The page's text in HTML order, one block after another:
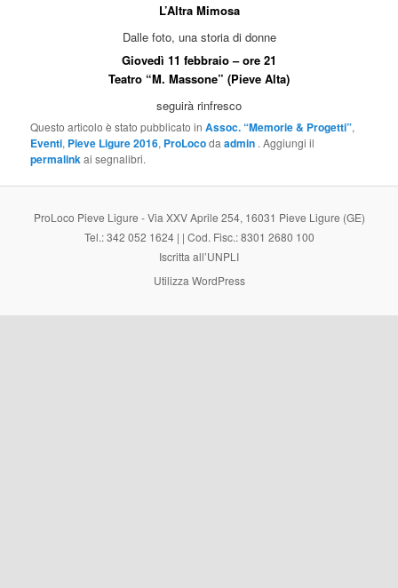
L’Altra Mimosa
Dalle foto, una storia di donne
Giovedì 11 febbraio – ore 21
Teatro “M. Massone” (Pieve Alta)
seguirà rinfresco
Questo articolo è stato pubblicato inAssoc. “Memorie & Progetti”,
Eventi, Pieve Ligure 2016, ProLocodaadmin . Aggiungi il
permalinkai segnalibri.
ProLoco Pieve Ligure - Via XXV Aprile 254, 16031 Pieve Ligure (GE)
Tel.: 342 052 1624 | | Cod. Fisc.: 8301 2680 100
Iscritta all’UNPLI
Utilizza WordPress